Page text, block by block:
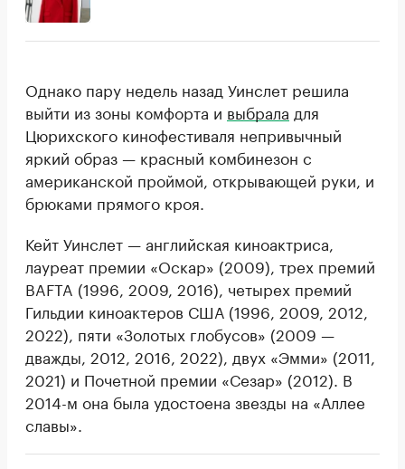
Однако пару недель назад Уинслет решила
выйти из зоны комфорта и выбрала для
Цюрихского кинофестиваля непривычный
яркий образ — красный комбинезон с
американской проймой, открывающей руки, и
брюками прямого кроя.
Кейт Уинслет — английская киноактриса,
лауреат премии «Оскар» (2009), трех премий
BAFTA (1996, 2009, 2016), четырех премий
Гильдии киноактеров США (1996, 2009, 2012,
2022), пяти «Золотых глобусов» (2009 —
дважды, 2012, 2016, 2022), двух «Эмми» (2011,
2021) и Почетной премии «Сезар» (2012). В
2014-м она была удостоена звезды на «Аллее
славы».